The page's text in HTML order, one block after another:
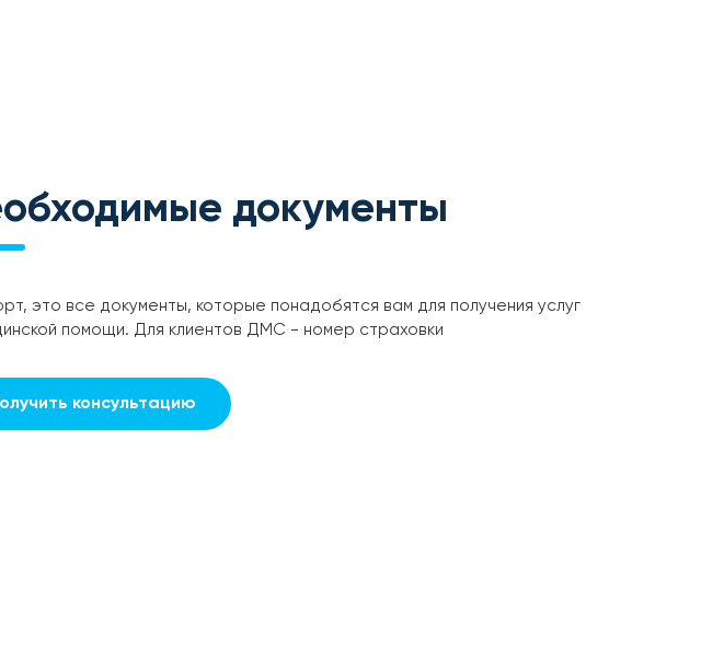
документы
это все документы, которые понадобятся вам для получения услуг
помощи. Для клиентов ДМС - номер страховки
консультацию